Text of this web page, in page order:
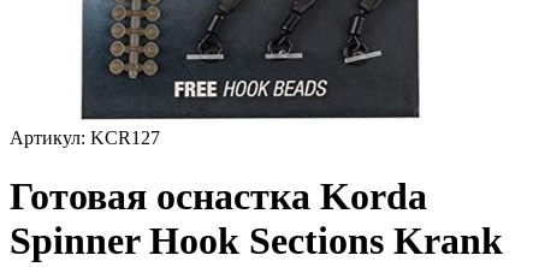
Артикул: KCR127
Готовая оснастка Korda
Spinner Hook Sections Krank